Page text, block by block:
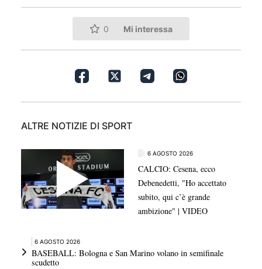
0 Mi interessa
ALTRE NOTIZIE DI SPORT
6 AGOSTO 2026
CALCIO: Cesena, ecco
Debenedetti, "Ho accettato
subito, qui c’è grande
ambizione" | VIDEO
6 AGOSTO 2026
BASEBALL: Bologna e San Marino volano in semifinale
scudetto